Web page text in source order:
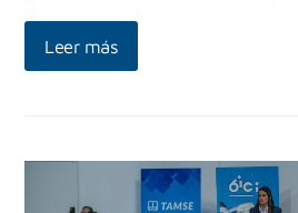
Leer más